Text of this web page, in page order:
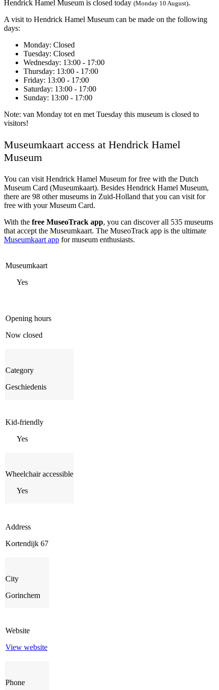
Hendrick Hamel Museum is closed today (Monday 10 August).
A visit to Hendrick Hamel Museum can be made on the following
days:
Monday: Closed
Tuesday: Closed
Wednesday: 13:00 - 17:00
Thursday: 13:00 - 17:00
Friday: 13:00 - 17:00
Saturday: 13:00 - 17:00
Sunday: 13:00 - 17:00
Note: van Monday tot en met Tuesday this museum is closed to
visitors!
Museumkaart access at Hendrick Hamel
Museum
You can visit Hendrick Hamel Museum for free with the Dutch
Museum Card (Museumkaart). Besides Hendrick Hamel Museum,
there are 98 other museums in Zuid-Holland that you can visit for
free with your Museum Card.
With the free MuseoTrack app, you can discover all 535 museums
that accept the Museumkaart. The MuseoTrack app is the ultimate
Museumkaart app for museum enthusiasts.
Museumkaart
Yes
Opening hours
Now closed
Category
Geschiedenis
Kid-friendly
Yes
Wheelchair accessible
Yes
Address
Kortendijk 67
City
Gorinchem
Website
View website
Phone